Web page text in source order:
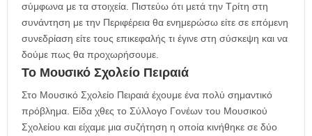
σύμφωνα με τα στοιχεία. Πιστεύω ότι μετά την Τρίτη στη
συνάντηση με την Περιφέρεια θα ενημερώσω είτε σε επόμενη
συνεδρίαση είτε τους επικεφαλής τι έγινε στη σύσκεψη και να
δούμε πως θα προχωρήσουμε.
Το Μουσικό Σχολείο Πειραιά
Στο Μουσικό Σχολείο Πειραιά έχουμε ένα πολύ σημαντικό
πρόβλημα. Είδα χθες το Σύλλογο Γονέων του Μουσικού
Σχολείου και είχαμε μια συζήτηση η οποία κινήθηκε σε δύο